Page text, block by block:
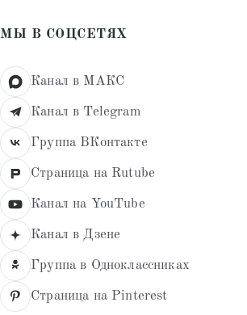
МЫ В СОЦСЕТЯХ
Канал в МАКС
Канал в Telegram
Группа ВКонтакте
Страница на Rutube
Канал на YouTube
Канал в Дзене
Группа в Одноклассниках
Страница на Pinterest